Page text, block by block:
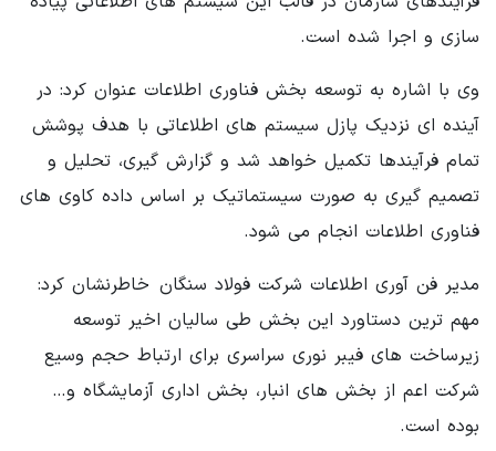
سازی و اجرا شده است.
وی با اشاره به توسعه بخش فناوری اطلاعات عنوان کرد: در
آینده ای نزدیک پازل سیستم های اطلاعاتی با هدف پوشش
تمام فرآیندها تکمیل خواهد شد و گزارش گیری، تحلیل و
تصمیم گیری به صورت سیستماتیک بر اساس داده کاوی های
فناوری اطلاعات انجام می شود.
مدیر فن آوری اطلاعات شرکت فولاد سنگان خاطرنشان کرد:
مهم ترین دستاورد این بخش طی سالیان اخیر توسعه
زیرساخت های فیبر نوری سراسری برای ارتباط حجم وسیع
شرکت اعم از بخش های انبار، بخش اداری آزمایشگاه و…
بوده است.